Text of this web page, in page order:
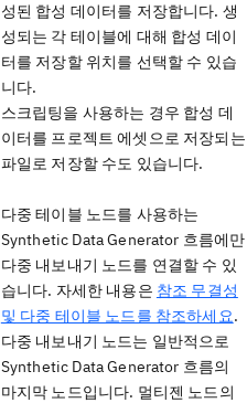
성된 합성 데이터를 저장합니다. 생
성되는 각 테이블에 대해 합성 데이
터를 저장할 위치를 선택할 수 있습
니다.
스크립팅을 사용하는 경우 합성 데
이터를 프로젝트 에셋으로 저장되는
파일로 저장할 수도 있습니다.
다중 테이블 노드를 사용하는
Synthetic Data Generator 흐름에만
다중 내보내기 노드를 연결할 수 있
습니다. 자세한 내용은 참조 무결성
및 다중 테이블 노드를 참조하세요.
다중 내보내기 노드는 일반적으로
Synthetic Data Generator 흐름의
마지막 노드입니다. 멀티젠 노드의